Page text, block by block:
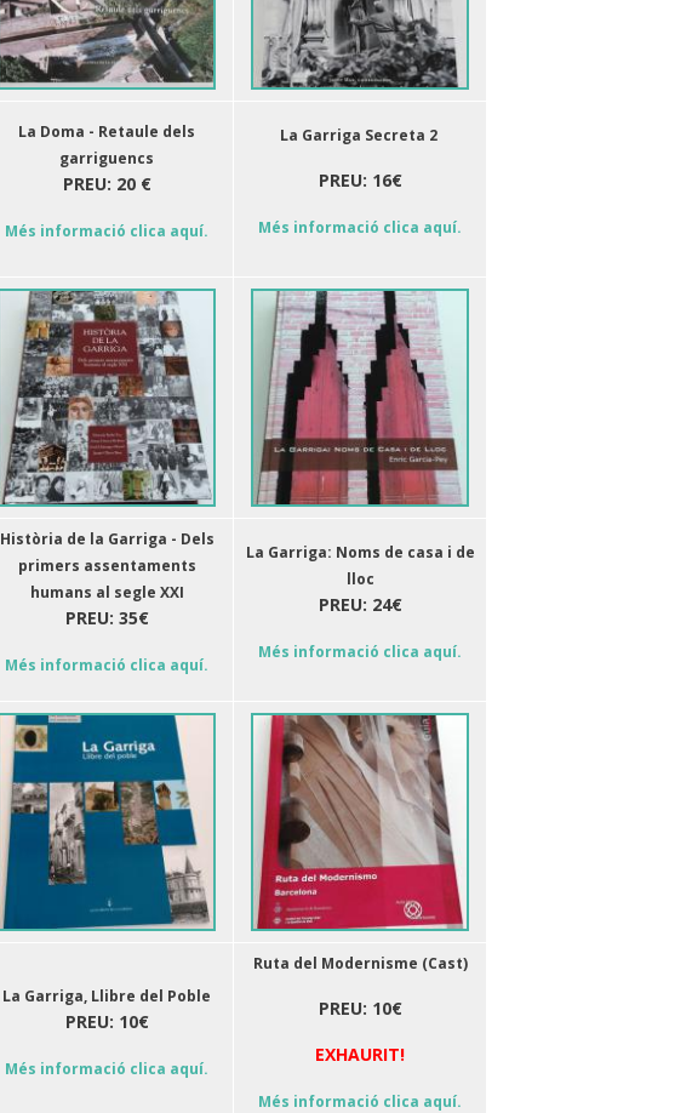
La Doma - Retaule dels
garriguencs
PREU: 20 €
Més informació clica aquí.
La Garriga Secreta 2
PREU: 16€
Més informació clica aquí.
Història de la Garriga - Dels
primers assentaments
humans al segle XXI
PREU: 35€
Més informació clica aquí.
La Garriga: Noms de casa i de
lloc
PREU: 24€
Més informació clica aquí.
La Garriga, Llibre del Poble
PREU: 10€
Més informació clica aquí.
Ruta del Modernisme (Cast)
PREU: 10€
EXHAURIT!
Més informació clica aquí.